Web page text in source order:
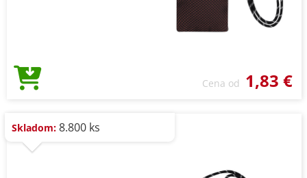
Cena od 1,83 €
Skladom: 8.800 ks